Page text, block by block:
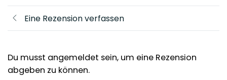
Eine Rezension verfassen
Du musst angemeldet sein, um eine Rezension
abgeben zu können.